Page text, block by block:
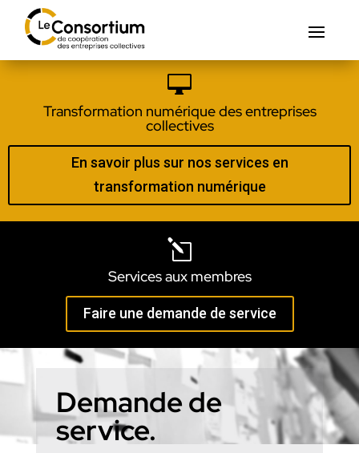

Transformation numérique des entreprises
collectives
En savoir plus sur nos services en
transformation numérique
l
Services aux membres
Faire une demande de service
Demande de
service.